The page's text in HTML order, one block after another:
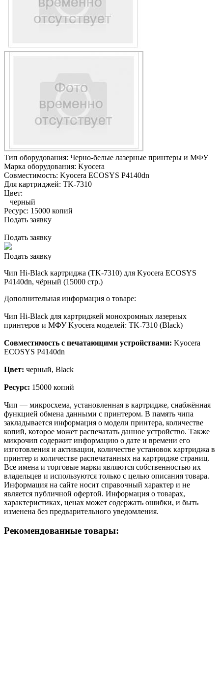
Тип оборудования: Черно-белые лазерные принтеры и МФУ
Марка оборудования: Kyocera
Совместимость: Kyocera ECOSYS P4140dn
Для картриджей: TK-7310
Цвет:
черный
Ресурс: 15000 копий
Подать заявку
Подать заявку
Подать заявку
Чип Hi-Black картриджа (TK-7310) для Kyocera ECOSYS
P4140dn, чёрный (15000 стр.)
Дополнительная информация о товаре:
Чип Hi-Black для картриджей монохромных лазерных
принтеров и МФУ Kyocera моделей: TK-7310 (Black)
Совместимость с печатающими устройствами: Kyocera
ECOSYS P4140dn
Цвет: черный, Black
Ресурс: 15000 копий
Чип — микросхема, установленная в картридже, снабжённая
функцией обмена данными с принтером. В память чипа
закладывается информация о модели принтера, количестве
копий, которое может распечатать данное устройство. Также
микрочип содержит информацию о дате и времени его
изготовления и активации, количестве установок картриджа в
принтер и количестве распечатанных на картридже страниц.
Все имена и торговые марки являются собственностью их
владельцев и используются только с целью описания товара.
Информация на сайте носит справочный характер и не
является публичной офертой. Информация о товарах,
характеристиках, ценах может содержать ошибки, и быть
изменена без предварительного уведомления.
Рекомендованные товары: